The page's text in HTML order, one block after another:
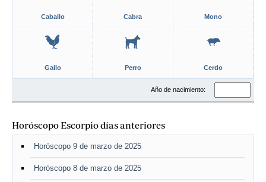
Caballo Cabra Mono
Gallo Perro Cerdo
Año de nacimiento:
Horóscopo Escorpio días anteriores
Horóscopo 9 de marzo de 2025
Horóscopo 8 de marzo de 2025